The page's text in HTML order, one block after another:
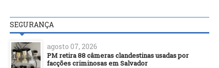
SEGURANÇA
agosto 07, 2026
PM retira 88 câmeras clandestinas usadas por
facções criminosas em Salvador